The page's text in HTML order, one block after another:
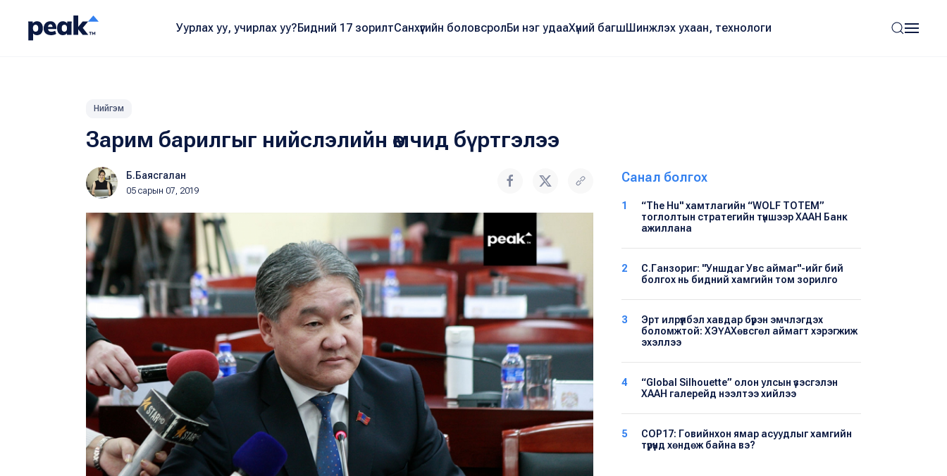
Уурлах уу, учирлах уу?Бидний 17 зорилтСанхүүгийн боловсролБи нэг удааХүний багшШинжлэх ухаан, технологи
Нийгэм
Зарим барилгыг нийслэлийн өмчид бүртгэлээ
Б.Баясгалан
05 сарын 07, 2019
Санал болгох
1
“The Hu" хамтлагийн “WOLF TOTEM”
тоглолтын стратегийн түншээр ХААН Банк
ажиллана
2
С.Ганзориг: "Уншдаг Увс аймаг"-ийг бий
болгох нь бидний хамгийн том зорилго
3
Эрт илрүүлбэл хавдар бүрэн эмчлэгдэх
боломжтой: ХЭҮА​Хөвсгөл аймагт хэрэгжиж
эхэллээ
4
“Global Silhouette” олон улсын үзэсгэлэн
ХААН галерейд нээлтээ хийлээ
5
COP17: Говийнхон ямар асуудлыг хамгийн
түрүүнд хөндөж байна вэ?